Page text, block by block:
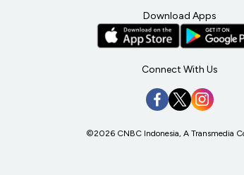
Download Apps
Connect With Us
©2026 CNBC Indonesia, A Transmedia